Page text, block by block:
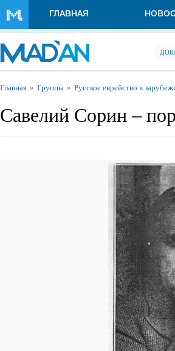
ГЛАВНАЯ
Вы здесь
Главная Группы Русское еврейство в
Савелий Сорин –